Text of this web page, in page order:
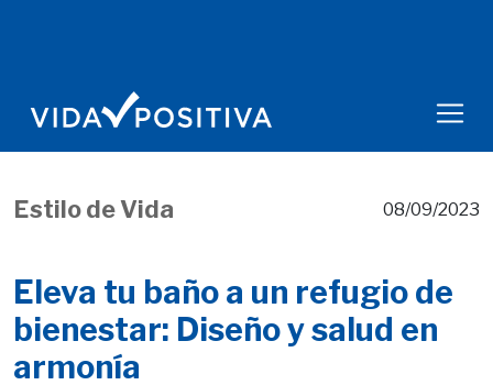
Estilo de Vida 08/09/2023
Eleva tu baño a un refugio de
bienestar: Diseño y salud en
armonía